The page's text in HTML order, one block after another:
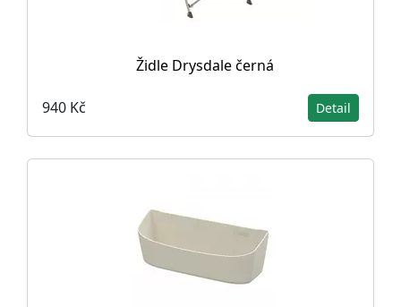
Židle Drysdale černá
940 Kč Detail